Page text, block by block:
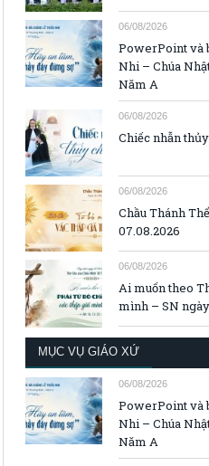
06/08/2026
PowerPoint và
Nhi – Chúa
Năm A
06/08/2026
Chiếc nhẫn
06/08/2026
Chầu Thánh
07.08.2026
06/08/2026
Ai muốn theo
mình – SN
MỤC VỤ GIÁO XỨ
06/08/2026
PowerPoint và
Nhi – Chúa
Năm A